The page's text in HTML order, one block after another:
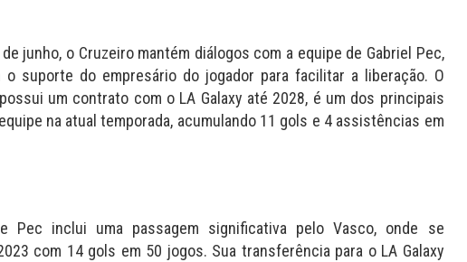
junho, o Cruzeiro mantém diálogos com a equipe de Gabriel Pec,
o suporte do empresário do jogador para facilitar a liberação. O
um contrato com o LA Galaxy até 2028, é um dos principais
na atual temporada, acumulando 11 gols e 4 assistências em
Pec inclui uma passagem significativa pelo Vasco, onde se
com 14 gols em 50 jogos. Sua transferência para o LA Galaxy